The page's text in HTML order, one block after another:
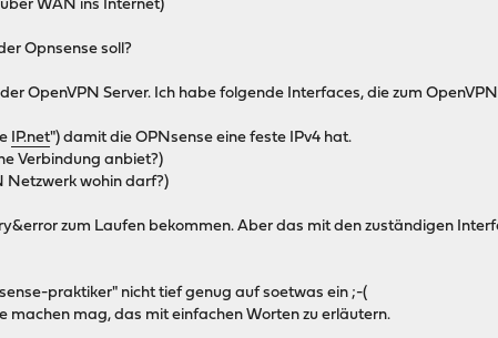
WAN ins Internet)
Opnsense soll?
OpenVPN Server. Ich habe folgende Interfaces, die zum
IP.net") damit die OPNsense eine feste IPv4 hat.
Verbindung anbiet?)
Netzwerk wohin darf?)
zum Laufen bekommen. Aber das mit den zuständigen
praktiker" nicht tief genug auf soetwas ein ;-(
machen mag, das mit einfachen Worten zu erläutern.